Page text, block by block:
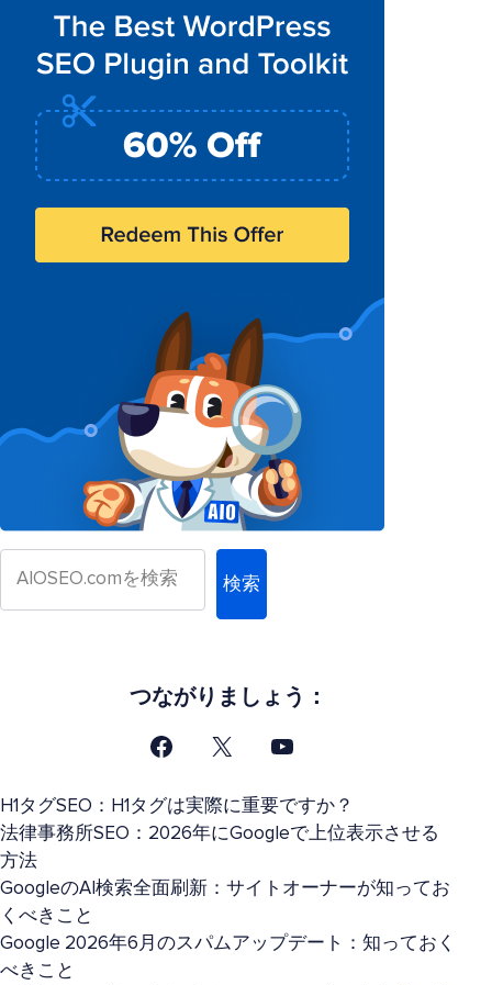
検索
つながりましょう：
H1タグSEO：H1タグは実際に重要ですか？
法律事務所SEO：2026年にGoogleで上位表示させる
方法
GoogleのAI検索全面刷新：サイトオーナーが知ってお
くべきこと
Google 2026年6月のスパムアップデート：知っておく
べきこと